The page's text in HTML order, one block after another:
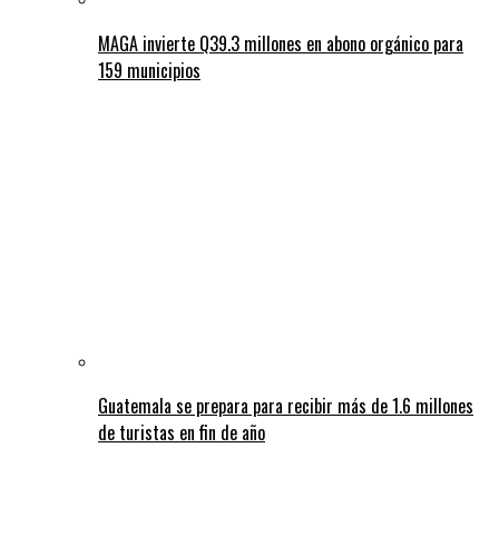
MAGA invierte Q39.3 millones en abono orgánico para
159 municipios
Guatemala se prepara para recibir más de 1.6 millones
de turistas en fin de año